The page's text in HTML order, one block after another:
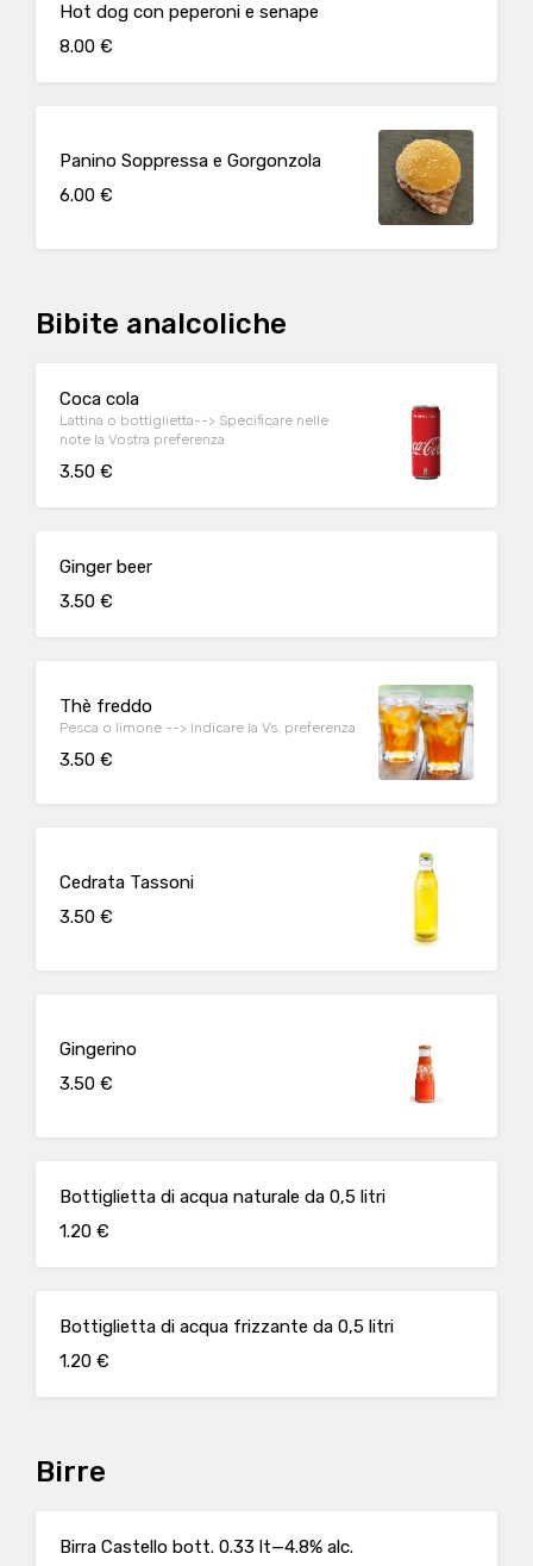
Hot dog con peperoni e senape
8.00 €
Panino Soppressa e Gorgonzola
6.00 €
Bibite analcoliche
Coca cola
Lattina o bottiglietta--> Specificare nelle
note la Vostra preferenza
3.50 €
Ginger beer
3.50 €
Thè freddo
Pesca o limone --> Indicare la Vs. preferenza
3.50 €
Cedrata Tassoni
3.50 €
Gingerino
3.50 €
Bottiglietta di acqua naturale da 0,5 litri
1.20 €
Bottiglietta di acqua frizzante da 0,5 litri
1.20 €
Birre
Birra Castello bott. 0.33 lt—4.8% alc.